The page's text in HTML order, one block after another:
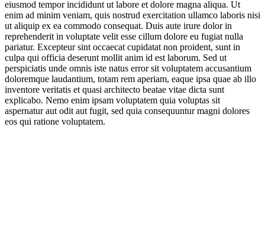
eiusmod tempor incididunt ut labore et dolore magna aliqua. Ut
enim ad minim veniam, quis nostrud exercitation ullamco laboris nisi
ut aliquip ex ea commodo consequat. Duis aute irure dolor in
reprehenderit in voluptate velit esse cillum dolore eu fugiat nulla
pariatur. Excepteur sint occaecat cupidatat non proident, sunt in
culpa qui officia deserunt mollit anim id est laborum. Sed ut
perspiciatis unde omnis iste natus error sit voluptatem accusantium
doloremque laudantium, totam rem aperiam, eaque ipsa quae ab illo
inventore veritatis et quasi architecto beatae vitae dicta sunt
explicabo. Nemo enim ipsam voluptatem quia voluptas sit
aspernatur aut odit aut fugit, sed quia consequuntur magni dolores
eos qui ratione voluptatem.